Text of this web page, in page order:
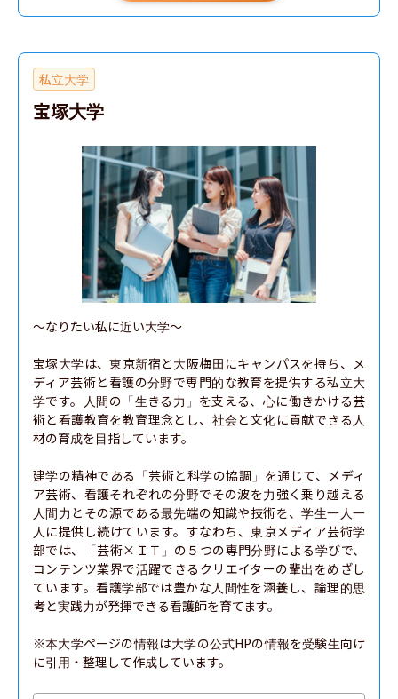
私立大学
宝塚大学
〜なりたい私に近い大学〜
宝塚大学は、東京新宿と大阪梅田にキャンパスを持ち、メ
ディア芸術と看護の分野で専門的な教育を提供する私立大
学です。人間の「生きる力」を支える、心に働きかける芸
術と看護教育を教育理念とし、社会と文化に貢献できる人
材の育成を目指しています。
建学の精神である「芸術と科学の協調」を通じて、メディ
ア芸術、看護それぞれの分野でその波を力強く乗り越える
人間力とその源である最先端の知識や技術を、学生一人一
人に提供し続けています。すなわち、東京メディア芸術学
部では、「芸術×ＩＴ」の５つの専門分野による学びで、
コンテンツ業界で活躍できるクリエイターの輩出をめざし
ています。看護学部では豊かな人間性を涵養し、論理的思
考と実践力が発揮できる看護師を育てます。
※本大学ページの情報は大学の公式HPの情報を受験生向け
に引用・整理して作成しています。